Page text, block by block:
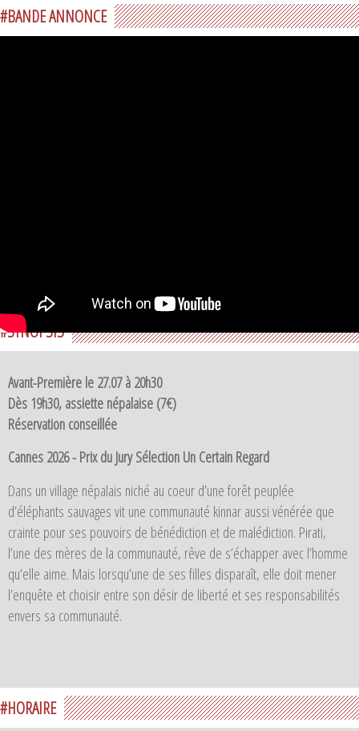
#BANDE ANNONCE
#SYNOPSIS
Avant-Première le 27.07 à 20h30
Dès 19h30, assiette népalaise (7€)
Réservation conseillée
Cannes 2026 - Prix du Jury Sélection Un Certain Regard
Dans un village népalais niché au coeur d’une forêt peuplée
d’éléphants sauvages vit une communauté kinnar aussi vénérée que
crainte pour ses pouvoirs de bénédiction et de malédiction. Pirati,
l’une des mères de la communauté, rêve de s’échapper avec l’homme
qu’elle aime. Mais lorsqu’une de ses filles disparaît, elle doit mener
l’enquête et choisir entre son désir de liberté et ses responsabilités
envers sa communauté.
#HORAIRE